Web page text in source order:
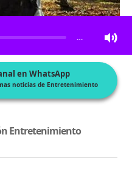
artículo
…
en WhatsApp
noticias de Entretenimiento
Entretenimiento